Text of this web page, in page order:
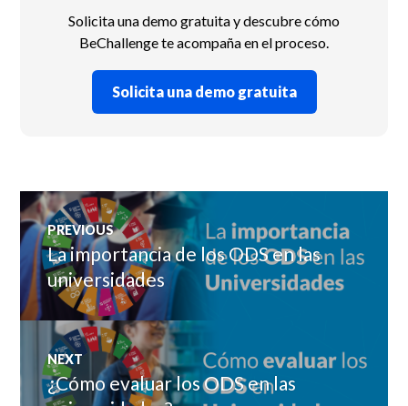
Solicita una demo gratuita y descubre cómo
BeChallenge te acompaña en el proceso.
Solicita una demo gratuita
Navegación
de
entradas
PREVIOUS
Previous
post:
La importancia de los ODS en las
universidades
NEXT
Next
¿Cómo evaluar los ODS en las